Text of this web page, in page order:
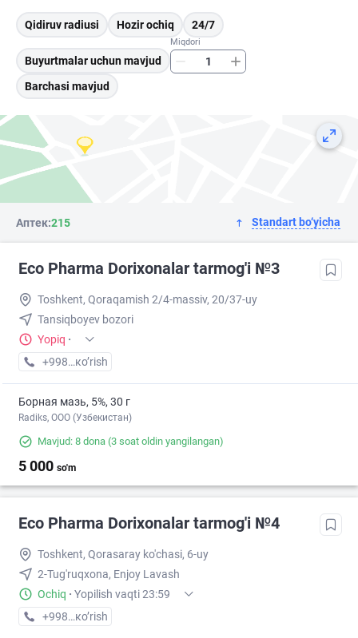
Qidiruv radiusi Hozir ochiq 24/7
Buyurtmalar uchun mavjud
Miqdori
Barchasi mavjud
Аптек:215 Standart bo‘yicha
Eco Pharma Dorixonalar tarmog'i №3
Toshkent, Qoraqamish 2/4-massiv, 20/37-uy
Tansiqboyev bozori
Yopiq ·
+998 (99) XXX-XX-XX
кo’rish
Борная мазь, 5%, 30 г
Radiks, ООО (Узбекистан)
Mavjud: 8 dona (3 soat oldin yangilangan)
5 000 so'm
Eco Pharma Dorixonalar tarmog'i №4
Toshkent, Qorasaray ko'chasi, 6-uy
2-Tug'ruqxona, Enjoy Lavash
Ochiq · Yopilish vaqti 23:59
+998 (55) XXX-XX-XX
кo’rish